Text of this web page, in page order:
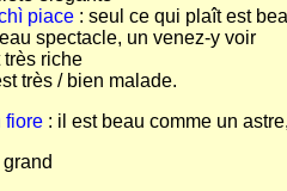
piace : seul ce qui plaît est
spectacle, un venez-y voir
très riche
très / bien malade.
fiore : il est beau comme un